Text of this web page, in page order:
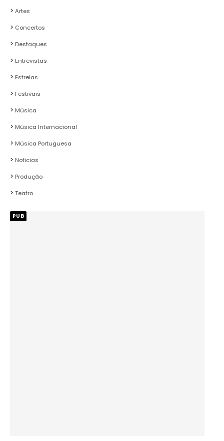
Artes
Concertos
Destaques
Entrevistas
Estreias
Festivais
Música
Música Internacional
Música Portuguesa
Noticias
Produção
Teatro
PUB